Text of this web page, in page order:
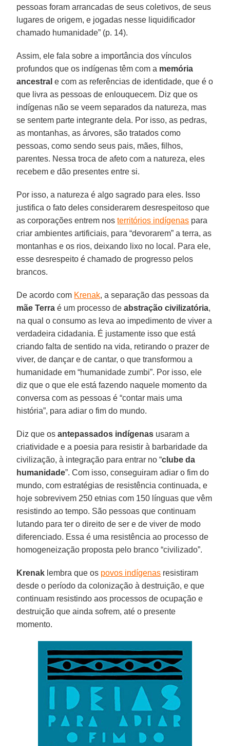
pessoas foram arrancadas de seus coletivos, de seus
lugares de origem, e jogadas nesse liquidificador
chamado humanidade” (p. 14).
Assim, ele fala sobre a importância dos vínculos
profundos que os indígenas têm com a memória
ancestral e com as referências de identidade, que é o
que livra as pessoas de enlouquecem. Diz que os
indígenas não se veem separados da natureza, mas
se sentem parte integrante dela. Por isso, as pedras,
as montanhas, as árvores, são tratados como
pessoas, como sendo seus pais, mães, filhos,
parentes. Nessa troca de afeto com a natureza, eles
recebem e dão presentes entre si.
Por isso, a natureza é algo sagrado para eles. Isso
justifica o fato deles considerarem desrespeitoso que
as corporações entrem nosterritórios indígenas para
criar ambientes artificiais, para “devorarem” a terra, as
montanhas e os rios, deixando lixo no local. Para ele,
esse desrespeito é chamado de progresso pelos
brancos.
De acordo com Krenak, a separação das pessoas da
mãe Terra é um processo deabstração civilizatória,
na qual o consumo as leva ao impedimento de viver a
verdadeira cidadania. É justamente isso que está
criando falta de sentido na vida, retirando o prazer de
viver, de dançar e de cantar, o que transformou a
humanidade em “humanidade zumbi”. Por isso, ele
diz que o que ele está fazendo naquele momento da
conversa com as pessoas é “contar mais uma
história”, para adiar o fim do mundo.
Diz que osantepassados indígenas usaram a
criatividade e a poesia para resistir à barbaridade da
civilização, à integração para entrar no “clube da
humanidade”. Com isso, conseguiram adiar o fim do
mundo, com estratégias de resistência continuada, e
hoje sobrevivem 250 etnias com 150 línguas que vêm
resistindo ao tempo. São pessoas que continuam
lutando para ter o direito de ser e de viver de modo
diferenciado. Essa é uma resistência ao processo de
homogeneização proposta pelo branco “civilizado”.
Krenak lembra que os povos indígenas resistiram
desde o período da colonização à destruição, e que
continuam resistindo aos processos de ocupação e
destruição que ainda sofrem, até o presente
momento.